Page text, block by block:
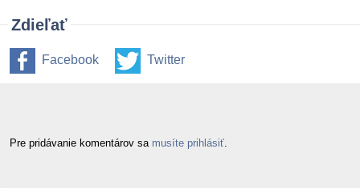
Zdieľať
Facebook Twitter
Pre pridávanie komentárov sa musíte prihlásiť